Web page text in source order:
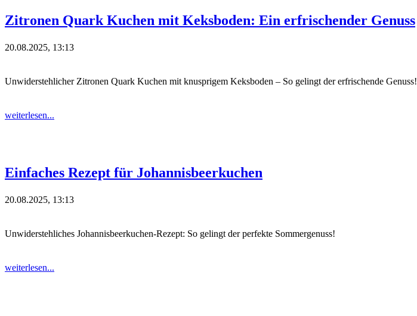
Zitronen Quark Kuchen mit Keksboden: Ein erfrischender Genuss
20.08.2025, 13:13
Unwiderstehlicher Zitronen Quark Kuchen mit knusprigem Keksboden – So gelingt der erfrischende Genuss!
weiterlesen...
Einfaches Rezept für Johannisbeerkuchen
20.08.2025, 13:13
Unwiderstehliches Johannisbeerkuchen-Rezept: So gelingt der perfekte Sommergenuss!
weiterlesen...